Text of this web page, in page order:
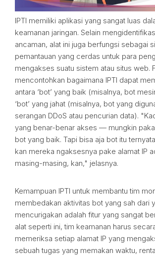
IPTI memiliki aplikasi yang sangat luas
keamanan jaringan. Selain
ancaman, alat ini juga berfungsi sebagai
pemantauan yang cerdas untuk para
mengakses suatu sistem atau situs web.
mencontohkan bagaimana IPTI dapat
antara ‘bot’ yang baik (misalnya, bot
‘bot’ yang jahat (misalnya, bot yang
serangan DDoS atau pencurian data).
yang benar-benar akses — mungkin
bot yang baik. Tapi bisa aja bot itu
kan mereka ngaksesnya pake alamat IP
masing-masing, kan," jelasnya.
Kemampuan IPTI untuk membantu tim
membedakan aktivitas bot yang sah dari
mencurigakan adalah fitur yang sangat
alat seperti ini, tim keamanan harus
memeriksa setiap alamat IP yang
sebuah tugas yang memakan waktu,